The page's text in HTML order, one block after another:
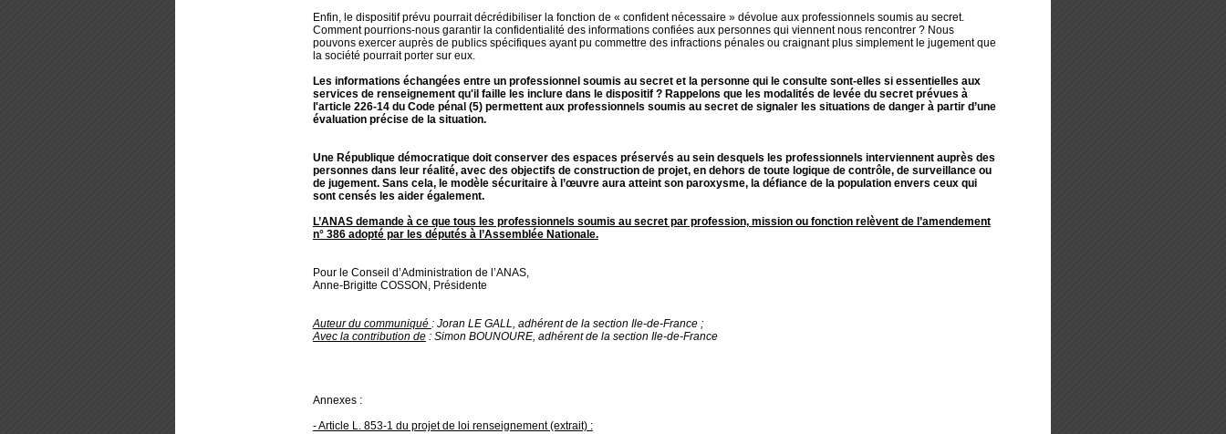
Enfin, le dispositif prévu pourrait décrédibiliser la fonction de « confident nécessaire » dévolue aux professionnels soumis au secret.
Comment pourrions-nous garantir la confidentialité des informations confiées aux personnes qui viennent nous rencontrer ? Nous
pouvons exercer auprès de publics spécifiques ayant pu commettre des infractions pénales ou craignant plus simplement le jugement que
la société pourrait porter sur eux.
Les informations échangées entre un professionnel soumis au secret et la personne qui le consulte sont-elles si essentielles aux
services de renseignement qu'il faille les inclure dans le dispositif ? Rappelons que les modalités de levée du secret prévues à
l'article 226-14 du Code pénal (5) permettent aux professionnels soumis au secret de signaler les situations de danger à partir d’une
évaluation précise de la situation.
Une République démocratique doit conserver des espaces préservés au sein desquels les professionnels interviennent auprès des
personnes dans leur réalité, avec des objectifs de construction de projet, en dehors de toute logique de contrôle, de surveillance ou
de jugement. Sans cela, le modèle sécuritaire à l’œuvre aura atteint son paroxysme, la défiance de la population envers ceux qui
sont censés les aider également.
L’ANAS demande à ce que tous les professionnels soumis au secret par profession, mission ou fonction relèvent de l’amendement
n° 386 adopté par les députés à l’Assemblée Nationale.
Pour le Conseil d’Administration de l’ANAS,
Anne-Brigitte COSSON, Présidente
Auteur du communiqué : Joran LE GALL, adhérent de la section Ile-de-France ;
Avec la contribution de: Simon BOUNOURE, adhérent de la section Ile-de-France
Annexes :
- Article L. 853-1 du projet de loi renseignement (extrait) :